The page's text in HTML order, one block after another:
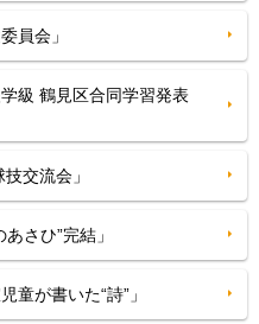
員会」
級 鶴見区合同学習発表
交流会」
さひ”完結」
童が書いた“詩”」